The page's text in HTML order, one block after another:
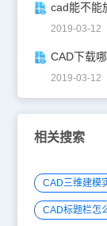
cad能不能
2019-03-
CAD下载
2019-03-
相关搜索
CAD三维建模
CAD标题栏怎